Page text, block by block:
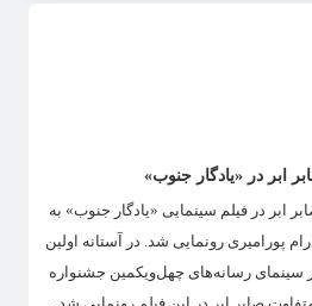
ابر در «یادگار جنوب»
ابر در فیلم سینمایی «یادگار جنوب» به
پورامیری رونمایی شد. در آستانه اولین
سینمای رسانه‌های چهل‌ویکمین جشنواره